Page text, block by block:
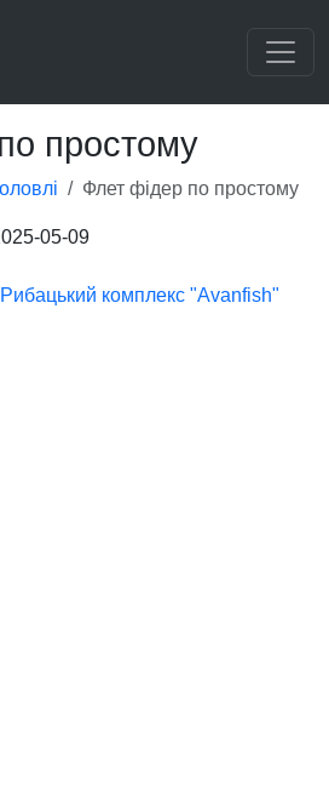
простому
Флет фідер по простому
05-09
Рибацький комплекс "Аvanfish"